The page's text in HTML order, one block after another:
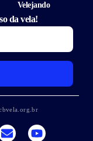
Velejando
da vela!